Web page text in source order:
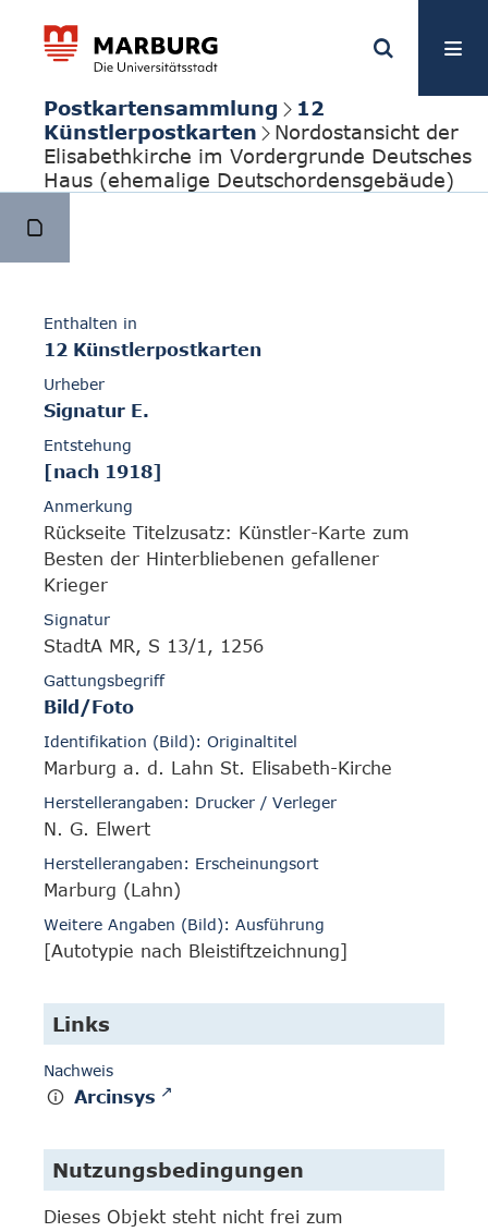
Postkartensammlung
12
Künstlerpostkarten
Nordostansicht der
Elisabethkirche im Vordergrunde Deutsches
Haus (ehemalige Deutschordensgebäude)
Enthalten in
12 Künstlerpostkarten
Urheber
Signatur E.
Entstehung
[nach 1918]
Anmerkung
Rückseite Titelzusatz: Künstler-Karte zum
Besten der Hinterbliebenen gefallener
Krieger
Signatur
StadtA MR, S 13/1, 1256
Gattungsbegriff
Bild/Foto
Identifikation (Bild): Originaltitel
Marburg a. d. Lahn St. Elisabeth-Kirche
Herstellerangaben: Drucker / Verleger
N. G. Elwert
Herstellerangaben: Erscheinungsort
Marburg (Lahn)
Weitere Angaben (Bild): Ausführung
[Autotypie nach Bleistiftzeichnung]
Links
Nachweis
Arcinsys
Nutzungsbedingungen
Dieses Objekt steht nicht frei zum